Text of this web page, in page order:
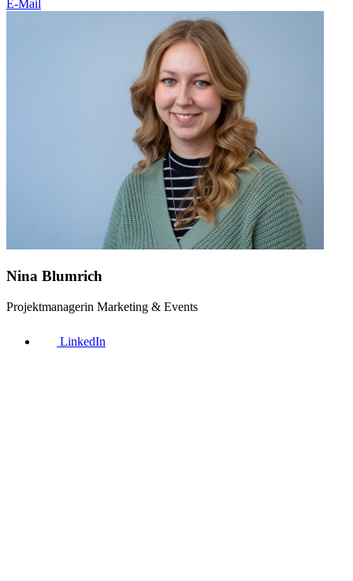
E-Mail
Nina Blumrich
Projektmanagerin Marketing & Events
LinkedIn